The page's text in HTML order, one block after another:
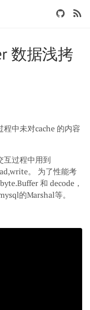
数据浅拷
中未对cache 的内容
互过程中用到
。 为了性能考
和 decode，
的Marshal等。